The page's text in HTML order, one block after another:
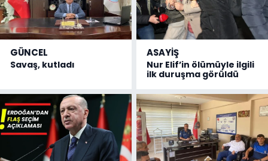
GÜNCEL
Savaş, kutladı
ASAYİŞ
Nur Elif’in ölümüyle ilgili
ilk duruşma görüldü